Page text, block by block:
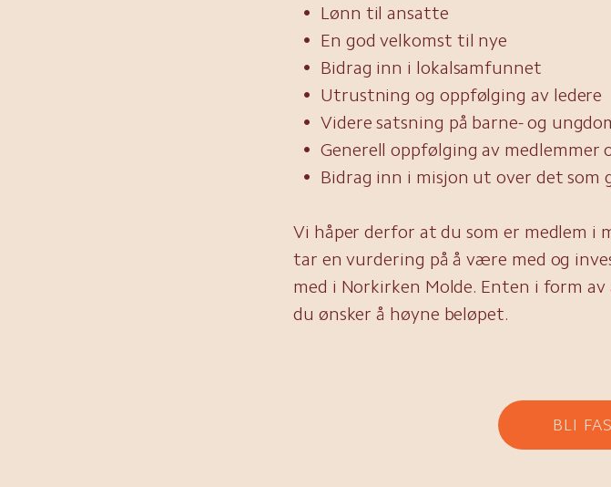
Lønn til ansatte
En god velkomst til nye
Bidrag inn i lokalsamfunnet
Utrustning og oppfølging av ledere
Videre satsning på barne- og
Generell oppfølging av medlemmer
Bidrag inn i misjon ut over det som
Vi håper derfor at du som er medlem i
tar en vurdering på å være med og
med i Norkirken Molde. Enten i form
du ønsker å høyne beløpet.
BLI